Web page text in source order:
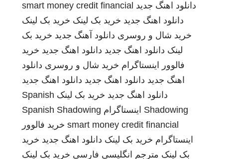
دانلود اهنگ جدید smart money credit financial
دانلود اهنگ جدید خرید بک لینک خرید بک لینک
خرید شال و روسری دانلود آهنگ جدید خرید بک
لینک دانلود اهنگ جدید دانلود اهنگ جدید خرید
فالوور اینستاگرام خرید شال و روسری دانلود
اهنگ جدید دانلود اهنگ جدید دانلود اهنگ جدید
دانلود اهنگ جدید خرید بک لینک Spanish
Shadowing اینستاگرام Spanish Shadowing
smart money credit financial خرید فالوور
اینستاگرام خرید بک لینک دانلود اهنگ جدید خرید
بک لینک مترجم انگلیسی فارسی خرید بک لینک